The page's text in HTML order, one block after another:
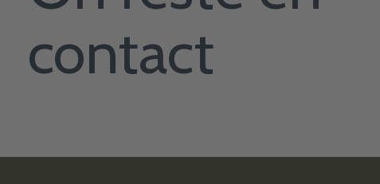
contact